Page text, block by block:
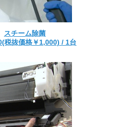
スチーム除菌
税抜価格￥1,000) / 1台